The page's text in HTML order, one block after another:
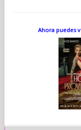
Ahora puedes